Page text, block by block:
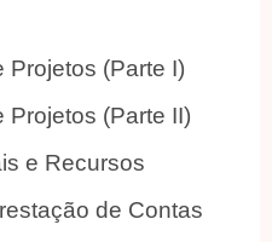
Projetos (Parte I)
Projetos (Parte II)
e Recursos
de Contas